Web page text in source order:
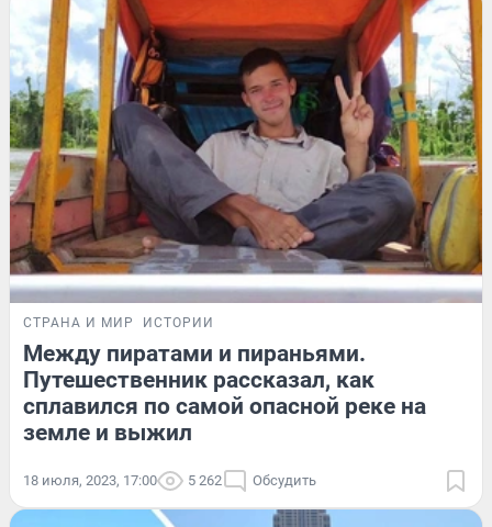
СТРАНА И МИР ИСТОРИИ
Между пиратами и пираньями.
Путешественник рассказал, как
сплавился по самой опасной реке на
земле и выжил
18 июля, 2023, 17:00 5 262 Обсудить